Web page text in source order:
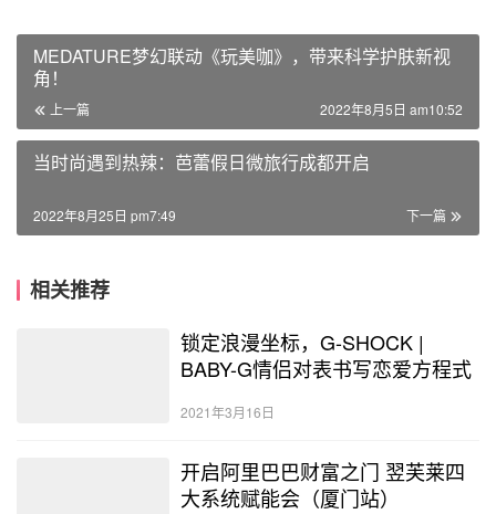
MEDATURE梦幻联动《玩美咖》，带来科学护肤新视
角！
上一篇 2022年8月5日 am10:52
当时尚遇到热辣：芭蕾假日微旅行成都开启
下一篇
2022年8月25日 pm7:49
相关推荐
锁定浪漫坐标，G-SHOCK |
BABY-G情侣对表书写恋爱方程式
2021年3月16日
开启阿里巴巴财富之门 翌芙莱四
大系统赋能会（厦门站）